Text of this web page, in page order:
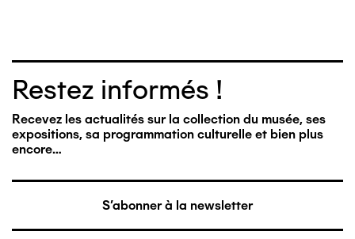
Restez informés !
Recevez les actualités sur la collection du musée, ses
expositions, sa programmation culturelle et bien plus
encore…
S'abonner à la newsletter